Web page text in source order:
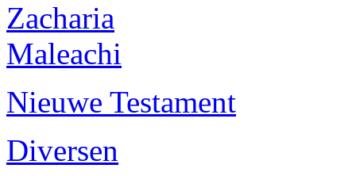
Zacharia
Maleachi
Nieuwe Testament
Diversen